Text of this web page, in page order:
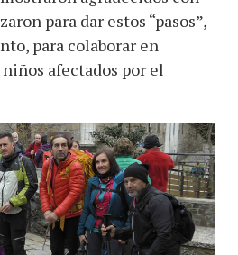
para dar estos “pasos”,
para colaborar en
afectados por el